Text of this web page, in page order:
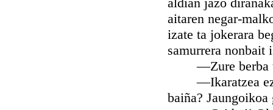
aitaren negar-
izate ta jokerara
samurrera nonbait
—Zure berba
—Ikaratzea ez
baiña?